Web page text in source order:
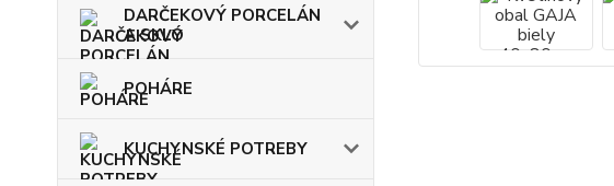
DARČEKOVÝ PORCELÁN
A SKLO
POHÁRE
KUCHYNSKÉ POTREBY